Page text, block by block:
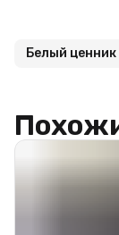
Белый ценник